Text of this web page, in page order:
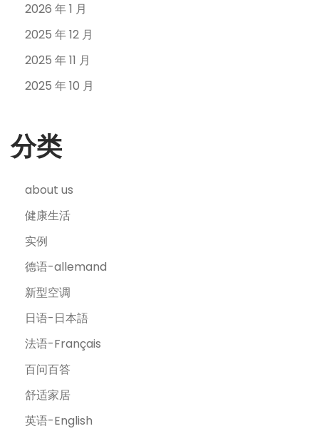
2026 年 1 月
2025 年 12 月
2025 年 11 月
2025 年 10 月
分类
about us
健康生活
实例
德语-allemand
新型空调
日语-日本語
法语-Français
百问百答
舒适家居
英语-English